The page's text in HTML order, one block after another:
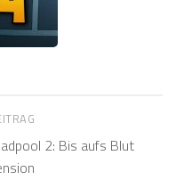
2: Bis aufs Blut